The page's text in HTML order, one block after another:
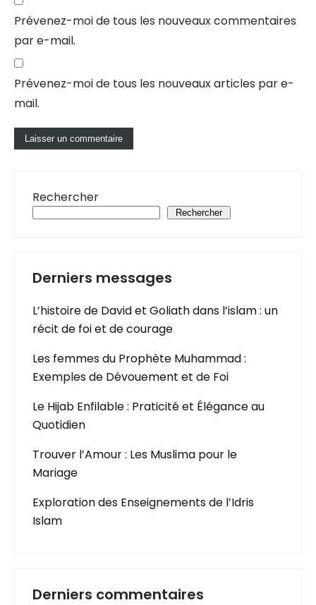
Prévenez-moi de tous les nouveaux commentaires
par e-mail.
Prévenez-moi de tous les nouveaux articles par e-
mail.
Rechercher
Rechercher
Derniers messages
L’histoire de David et Goliath dans l’islam : un
récit de foi et de courage
Les femmes du Prophète Muhammad :
Exemples de Dévouement et de Foi
Le Hijab Enfilable : Praticité et Élégance au
Quotidien
Trouver l’Amour : Les Muslima pour le
Mariage
Exploration des Enseignements de l’Idris
Islam
Derniers commentaires